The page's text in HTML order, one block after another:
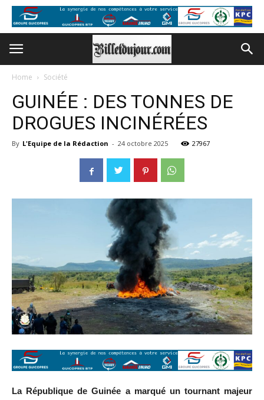
Home Société
GUINÉE : DES TONNES DE
DROGUES INCINÉRÉES
By L'Equipe de la Rédaction - 24 octobre 2025 27967
La République de Guinée a marqué un tournant majeur